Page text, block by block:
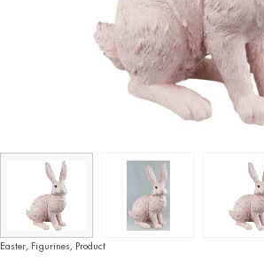
Easter, Figurines, Product